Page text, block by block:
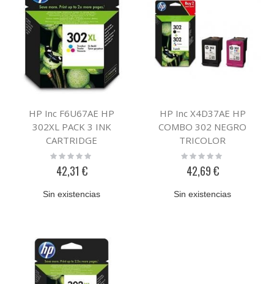
HP Inc F6U67AE HP
302XL PACK 3 INK
CARTRIDGE
Rating:
42,31 €
Sin existencias
HP Inc X4D37AE HP
COMBO 302 NEGRO
TRICOLOR
Rating:
42,69 €
Sin existencias